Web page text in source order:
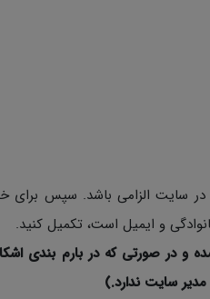
سایت الزامی باشد. سپس برای
و ایمیل است، تکمیل کنید.
در صورتی که در بارم بندی
مدیر سایت ندارد.)